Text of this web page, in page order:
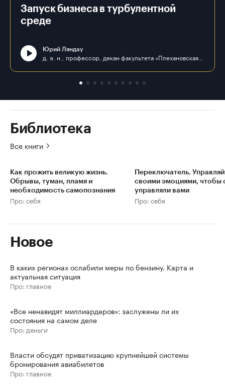
Запуск бизнеса в турбулентной
среде
Юрий Ляндау
Библиотека
Все книги
Как прожить великую жизнь.
Обрывы, туман, пламя и
необходимость самопознания
Про: себя
Переключатель.
своими эмоциями, чтобы
управляли вами
Про: себя
Новое
В каких регионах ослабили меры по бензину. Карта и
актуальная ситуация
Про: главное
«Все ненавидят миллиардеров»: заслужены ли их
состояния на самом деле
Про: деньги
Власти обсудят приватизацию крупнейшей системы
бронирования авиабилетов
Про: главное